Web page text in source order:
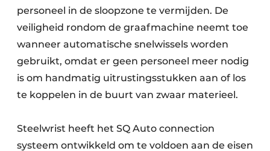
personeel in de sloopzone te vermijden. De
veiligheid rondom de graafmachine neemt toe
wanneer automatische snelwissels worden
gebruikt, omdat er geen personeel meer nodig
is om handmatig uitrustingsstukken aan of los
te koppelen in de buurt van zwaar materieel.
Steelwrist heeft het SQ Auto connection
systeem ontwikkeld om te voldoen aan de eisen